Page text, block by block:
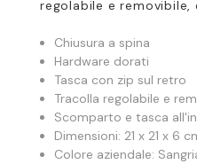
regolabile e
Chiusura a spina
Hardware dorati
Tasca con zip sul retro
Tracolla regolabile e
Scomparto e tasca
Dimensioni: 21 x 21 x 6
Colore aziendale: